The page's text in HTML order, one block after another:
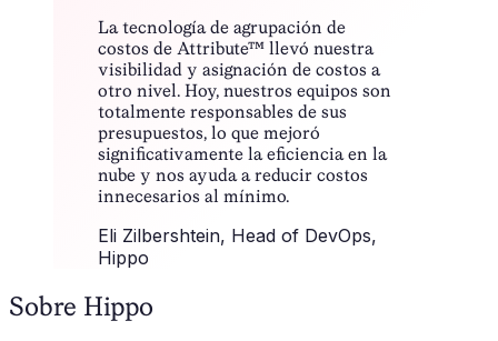
La tecnología de agrupación de
costos de Attribute™ llevó nuestra
visibilidad y asignación de costos a
otro nivel. Hoy, nuestros equipos son
totalmente responsables de sus
presupuestos, lo que mejoró
significativamente la eficiencia en la
nube y nos ayuda a reducir costos
innecesarios al mínimo.
Eli Zilbershtein, Head of DevOps,
Hippo
Sobre Hippo